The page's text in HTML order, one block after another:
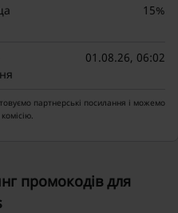
15%
01.08.26, 06:02
партнерські посилання і можемо
промокодів для